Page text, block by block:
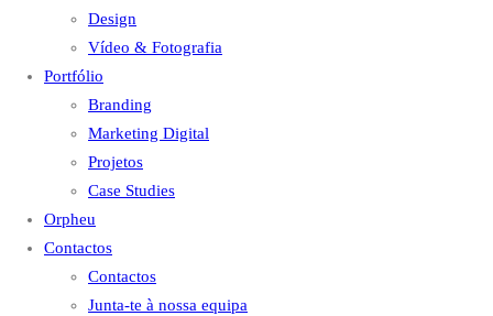
Design
Vídeo & Fotografia
Portfólio
Branding
Marketing Digital
Projetos
Case Studies
Orpheu
Contactos
Contactos
Junta-te à nossa equipa